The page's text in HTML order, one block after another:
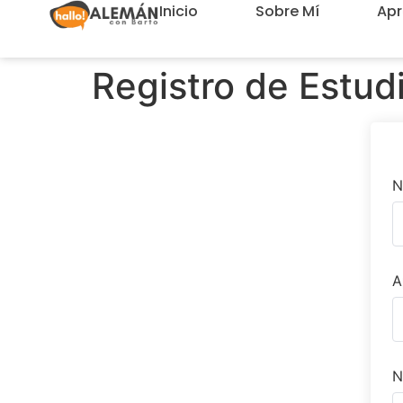
Inicio Sobre Mí
Registro de